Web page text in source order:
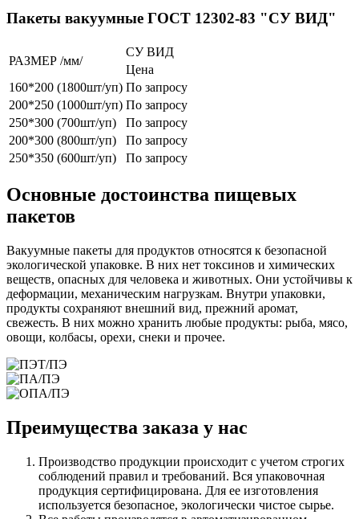
Пакеты вакуумные ГОСТ 12302-83 "СУ ВИД"
РАЗМЕР /мм/
СУ ВИД
Цена
160*200 (1800шт/уп) По запросу
200*250 (1000шт/уп) По запросу
250*300 (700шт/уп)
По запросу
200*300 (800шт/уп)
По запросу
250*350 (600шт/уп)
По запросу
Основные достоинства пищевых
пакетов
Вакуумные пакеты для продуктов относятся к безопасной
экологической упаковке. В них нет токсинов и химических
веществ, опасных для человека и животных. Они устойчивы к
деформации, механическим нагрузкам. Внутри упаковки,
продукты сохраняют внешний вид, прежний аромат,
свежесть. В них можно хранить любые продукты: рыба, мясо,
овощи, колбасы, орехи, снеки и прочее.
Преимущества заказа у нас
Производство продукции происходит с учетом строгих
соблюдений правил и требований. Вся упаковочная
продукция сертифицирована. Для ее изготовления
используется безопасное, экологически чистое сырье.